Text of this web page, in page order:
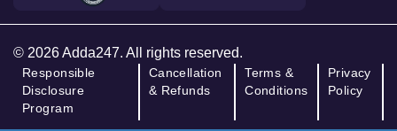
© 2026 Adda247. All rights reserved.
Responsible
Disclosure
Program
Cancellation
& Refunds
Terms &
Conditions
Privacy
Policy